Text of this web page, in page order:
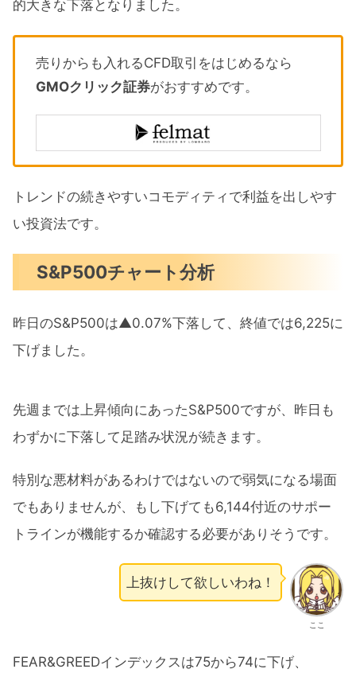
的大きな下落となりました。
売りからも入れるCFD取引をはじめるなら
GMOクリック証券がおすすめです。
トレンドの続きやすいコモディティで利益を出しやす
い投資法です。
S&P500チャート分析
昨日のS&P500は▲0.07%下落して、終値では6,225に
下げました。
先週までは上昇傾向にあったS&P500ですが、昨日も
わずかに下落して足踏み状況が続きます。
特別な悪材料があるわけではないので弱気になる場面
でもありませんが、もし下げても6,144付近のサポー
トラインが機能するか確認する必要がありそうです。
ここ
上抜けして欲しいわね！
FEAR&GREEDインデックスは75から74に下げ、